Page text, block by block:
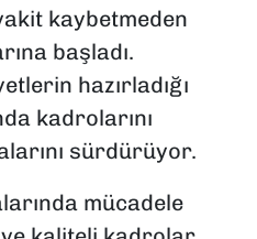
kaybetmeden
başladı.
hazırladığı
kadrolarını
sürdürüyor.
mücadele